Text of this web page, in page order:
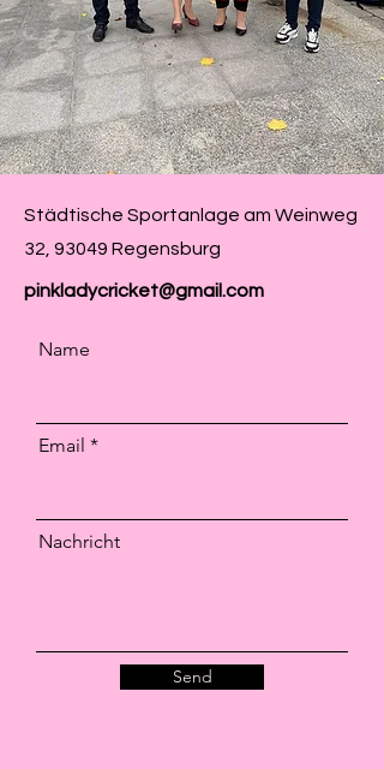
Städtische Sportanlage am Weinweg
32, 93049 Regensburg
pinkladycricket@gmail.com
Name
Email
Nachricht
Send